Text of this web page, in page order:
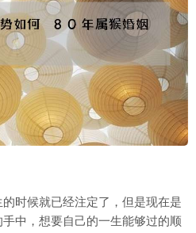
时候就已经注定了，但是现在是
中，想要自己的一生能够过的顺